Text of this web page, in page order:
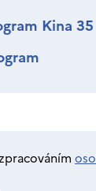
Kina 35